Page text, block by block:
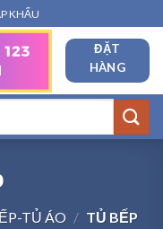
KHẨU
ĐẶT
HÀNG
TỦ ÁO / TỦ BẾP